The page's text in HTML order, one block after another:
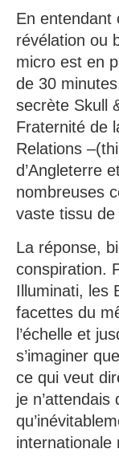
En entendant
révélation ou
micro est en
de 30
secrète Skull
Fraternité de
Relations
d’Angleterre
nombreuses
vaste tissu
La réponse,
conspiration.
Illuminati, les
facettes du
l’échelle et
s’imaginer
ce qui veut
je n’attendais
internationale